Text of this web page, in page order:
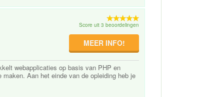
Score uit 3 beoordelingen
MEER INFO!
webapplicaties op basis van PHP en
Aan het einde van de opleiding heb je